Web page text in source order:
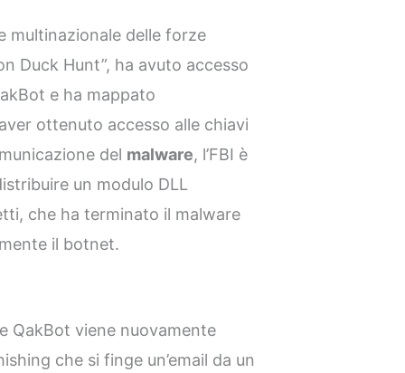
multinazionale delle forze
Duck Hunt”, ha avuto accesso
e ha mappato
ottenuto accesso alle chiavi
del malware, l’FBI è
un modulo DLL
che ha terminato il malware
il botnet.
QakBot viene nuovamente
che si finge un’email da un